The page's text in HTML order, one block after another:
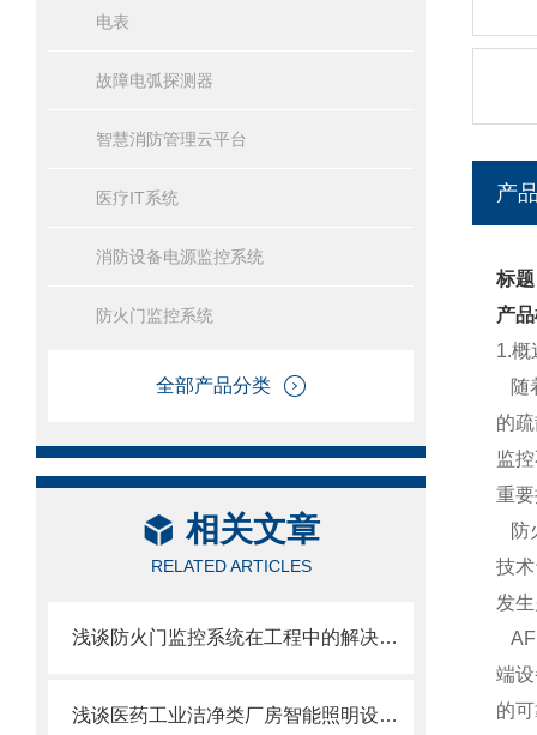
电表
故障电弧探测器
智慧消防管理云平台
医疗IT系统
消防设备电源监控系统
防火门监控系统
全部产品分类
相关文章
RELATED ARTICLES
浅谈防火门监控系统在工程中的解决方案
浅谈医药工业洁净类厂房智能照明设计与选型
产
标
产
1.概
随
的
监
重
防
技
发
端
的